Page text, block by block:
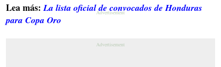
Lea más:La lista oficial de convocados de Honduras
para Copa Oro